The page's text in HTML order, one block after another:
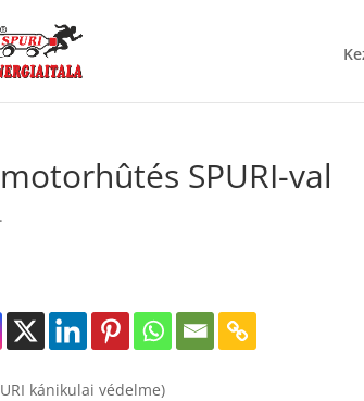
SPURI-val
kánikulai védelme)